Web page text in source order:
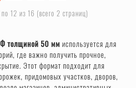
12 из 16 (всего 2 страниц)
толщиной 50 мм используется для
где важно получить прочное,
Этот формат подходит для
придомовых участков, дворов,